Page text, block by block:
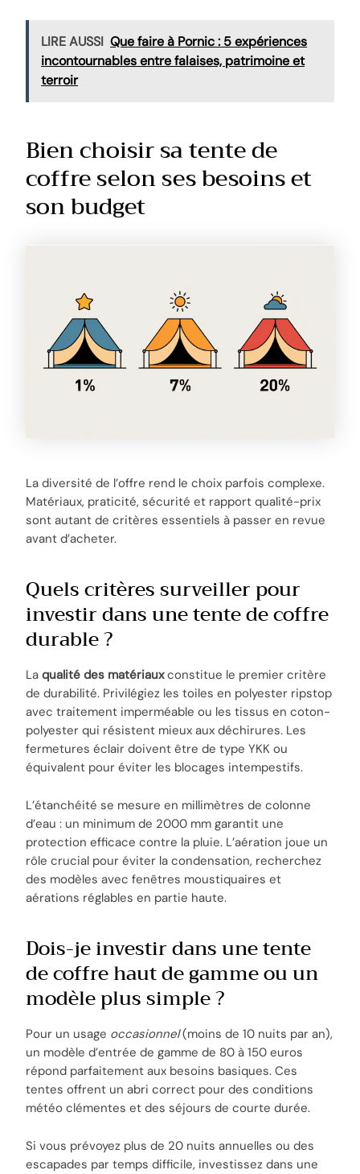
LIRE AUSSI Que faire à Pornic : 5 expériences
incontournables entre falaises, patrimoine et
terroir
Bien choisir sa tente de
coffre selon ses besoins et
son budget
La diversité de l’offre rend le choix parfois complexe.
Matériaux, praticité, sécurité et rapport qualité-prix
sont autant de critères essentiels à passer en revue
avant d’acheter.
Quels critères surveiller pour
investir dans une tente de coffre
durable ?
Laqualité des matériauxconstitue le premier critère
de durabilité. Privilégiez les toiles en polyester ripstop
avec traitement imperméable ou les tissus en coton-
polyester qui résistent mieux aux déchirures. Les
fermetures éclair doivent être de type YKK ou
équivalent pour éviter les blocages intempestifs.
L’étanchéité se mesure en millimètres de colonne
d’eau : un minimum de 2000 mm garantit une
protection efficace contre la pluie. L’aération joue un
rôle crucial pour éviter la condensation, recherchez
des modèles avec fenêtres moustiquaires et
aérations réglables en partie haute.
Dois-je investir dans une tente
de coffre haut de gamme ou un
modèle plus simple ?
Pour un usage occasionnel(moins de 10 nuits par an),
un modèle d’entrée de gamme de 80 à 150 euros
répond parfaitement aux besoins basiques. Ces
tentes offrent un abri correct pour des conditions
météo clémentes et des séjours de courte durée.
Si vous prévoyez plus de 20 nuits annuelles ou des
escapades par temps difficile, investissez dans une